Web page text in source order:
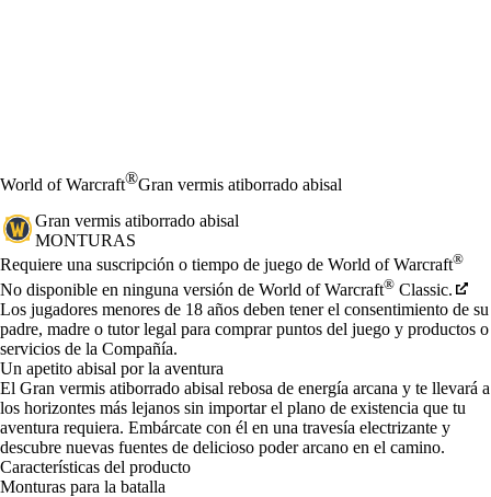
World of Warcraft®Gran vermis atiborrado abisal
Gran vermis atiborrado abisal
MONTURAS
Precio
Available actions
Requiere una suscripción o tiempo de juego de World of Warcraft®
No disponible en ninguna versión de World of Warcraft® Classic.
Los jugadores menores de 18 años deben tener el consentimiento de su
padre, madre o tutor legal para comprar puntos del juego y productos o
servicios de la Compañía.
Un apetito abisal por la aventura
El Gran vermis atiborrado abisal rebosa de energía arcana y te llevará a
los horizontes más lejanos sin importar el plano de existencia que tu
aventura requiera. Embárcate con él en una travesía electrizante y
descubre nuevas fuentes de delicioso poder arcano en el camino.
Características del producto
Monturas para la batalla